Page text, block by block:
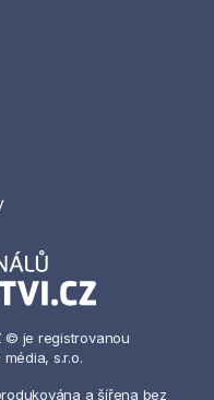
© je registrovanou
s.r.o.
a šířena bez